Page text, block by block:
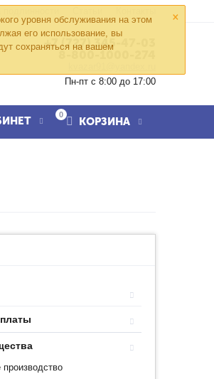
×
уровня обслуживания на этом
его использование, вы
сохраняться на вашем
+7 (727) 345-47-03
Пн-пт с 8:00 до 17:00
0
КОРЗИНА